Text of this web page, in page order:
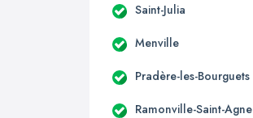
Saint-Julia
Menville
Pradère-les-Bourguets
Ramonville-Saint-Agne